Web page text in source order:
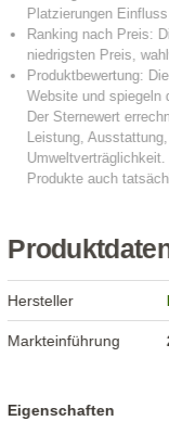
Hersteller
Markteinführung
Eigenschaften